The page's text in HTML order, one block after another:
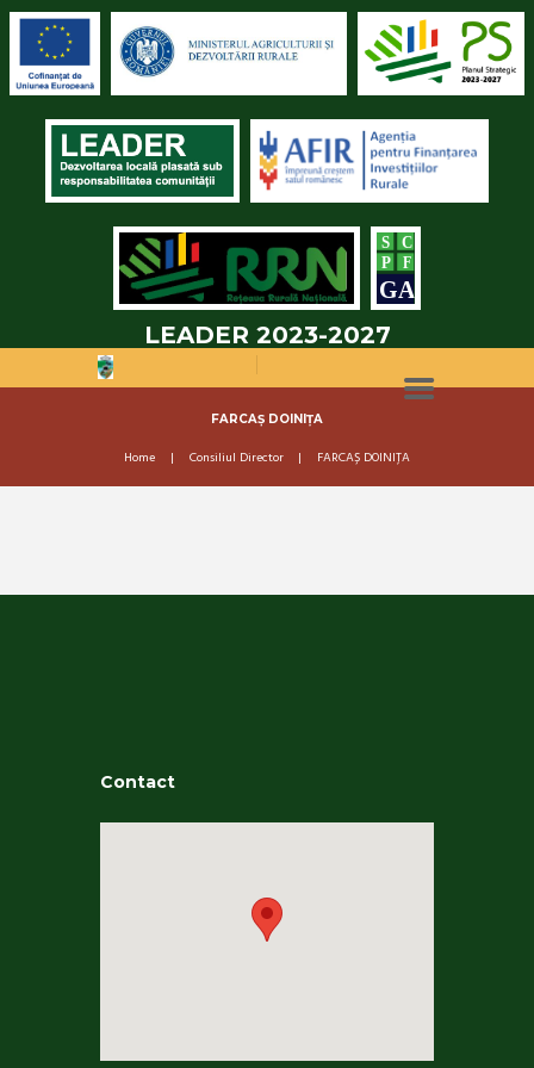
LEADER 2023-2027
FARCAȘ DOINIȚA
Home Consiliul Director FARCAȘ DOINIȚA
Contact